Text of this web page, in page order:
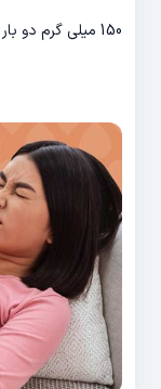
150 میلی گرم دو بار در روز، تا 300 میلی گرم در روز است.